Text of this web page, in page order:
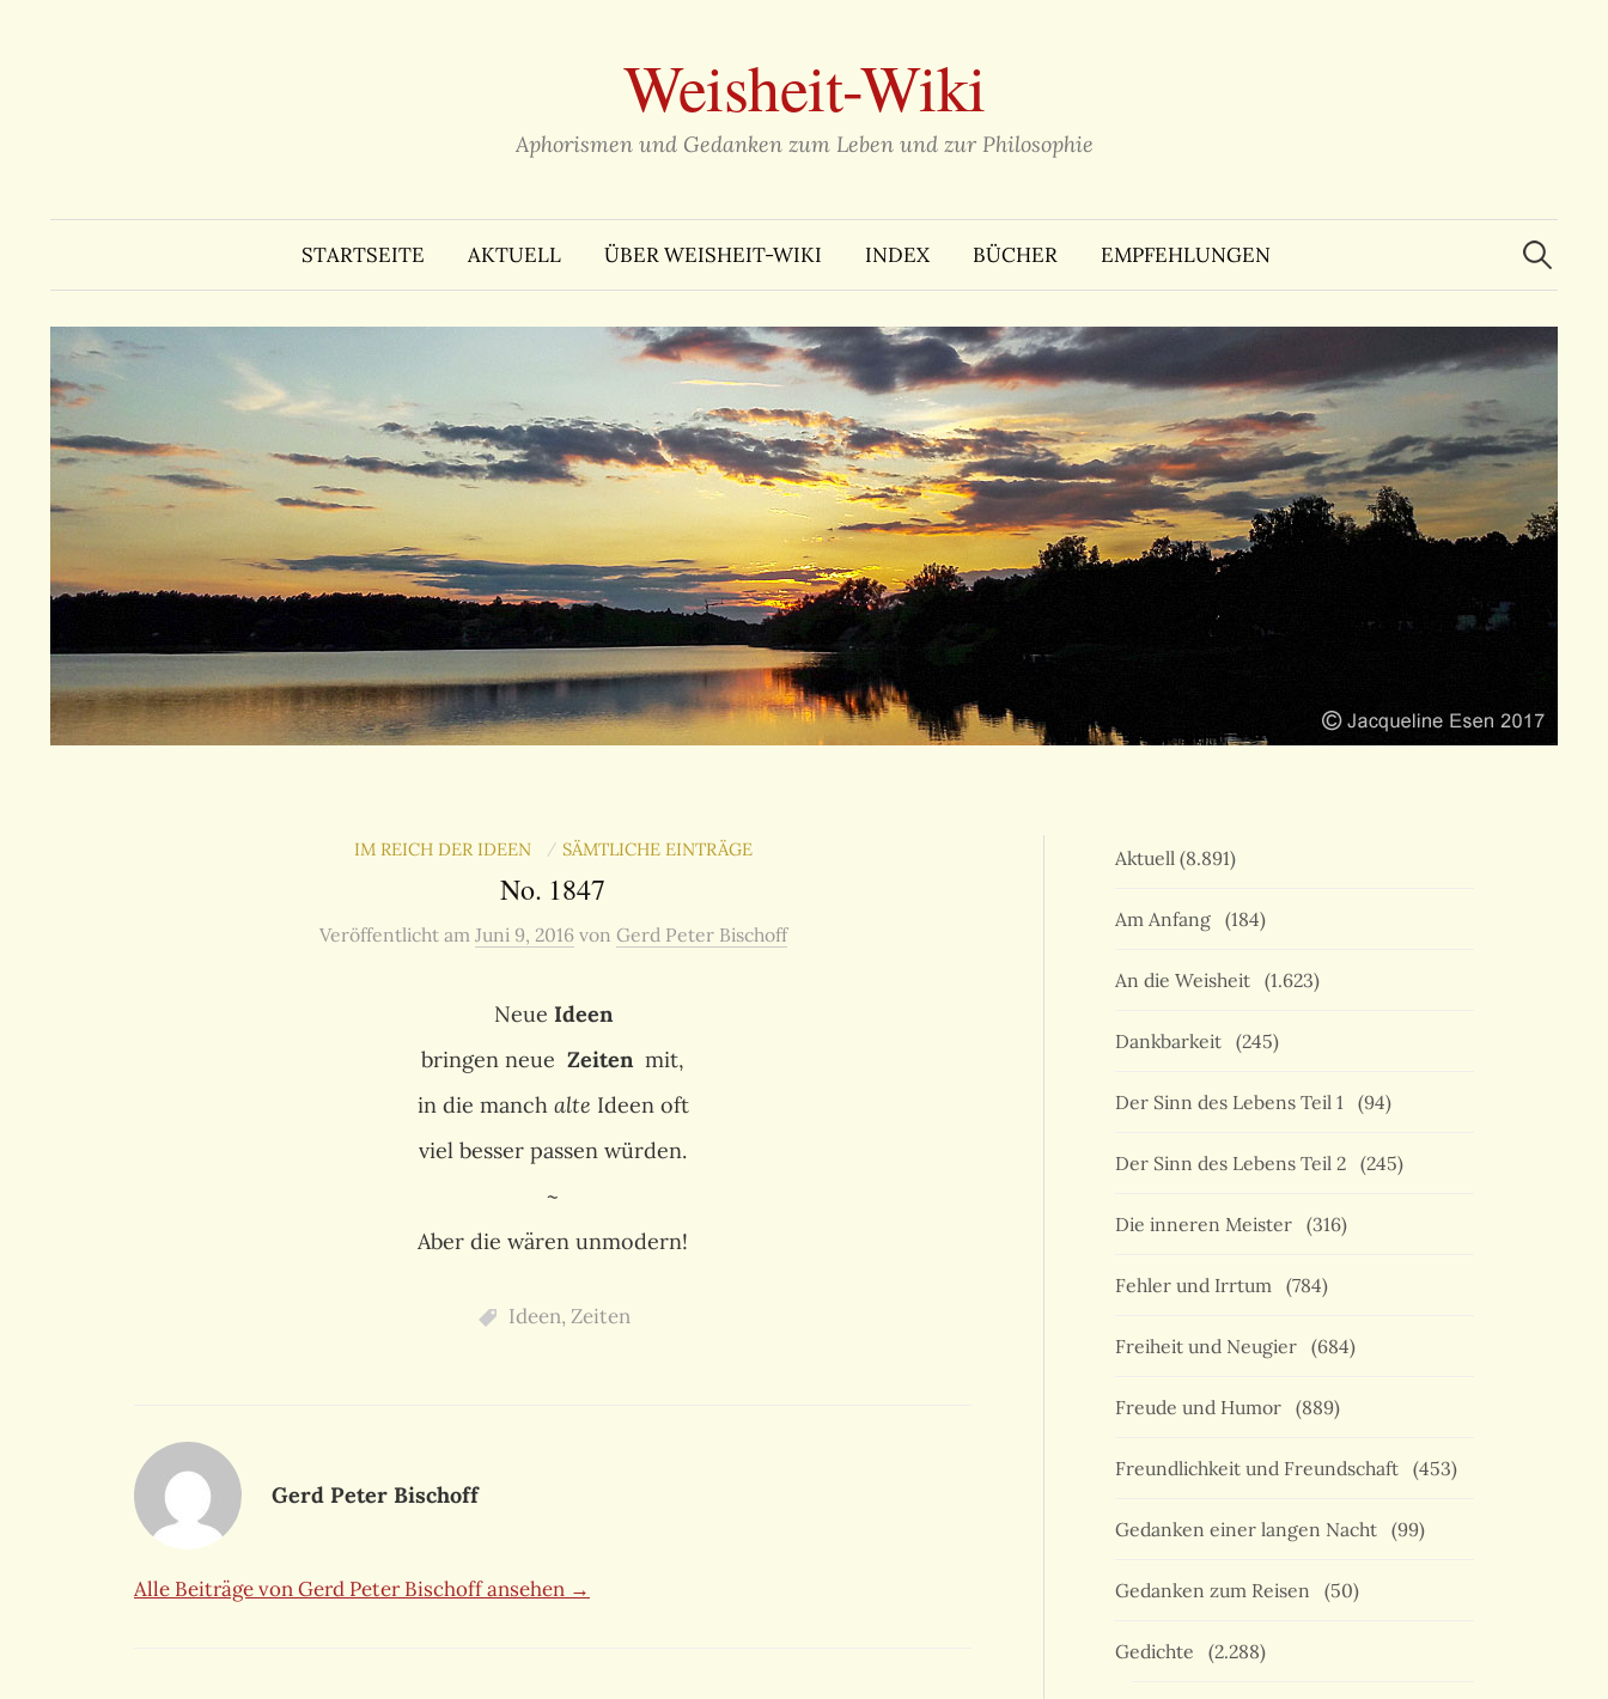
Weisheit-Wiki
Aphorismen und Gedanken zum Leben und zur Philosophie
STARTSEITE AKTUELL ÜBER WEISHEIT-WIKI INDEX BÜCHER EMPFEHLUNGEN
Suchen
nach:
IM REICH DER IDEEN / SÄMTLICHE EINTRÄGE
No. 1847
Veröffentlicht am Juni 9, 2016 von Gerd Peter Bischoff
Neue Ideen
bringen neue Zeiten mit,
in die manch alte Ideen oft
viel besser passen würden.
~
Aber die wären unmodern!
Ideen, Zeiten
Gerd Peter Bischoff
Alle Beiträge von Gerd Peter Bischoff ansehen →
Aktuell (8.891)
Am Anfang (184)
An die Weisheit (1.623)
Dankbarkeit (245)
Der Sinn des Lebens Teil 1 (94)
Der Sinn des Lebens Teil 2 (245)
Die inneren Meister (316)
Fehler und Irrtum (784)
Freiheit und Neugier (684)
Freude und Humor (889)
Freundlichkeit und Freundschaft (453)
Gedanken einer langen Nacht (99)
Gedanken zum Reisen (50)
Gedichte (2.288)